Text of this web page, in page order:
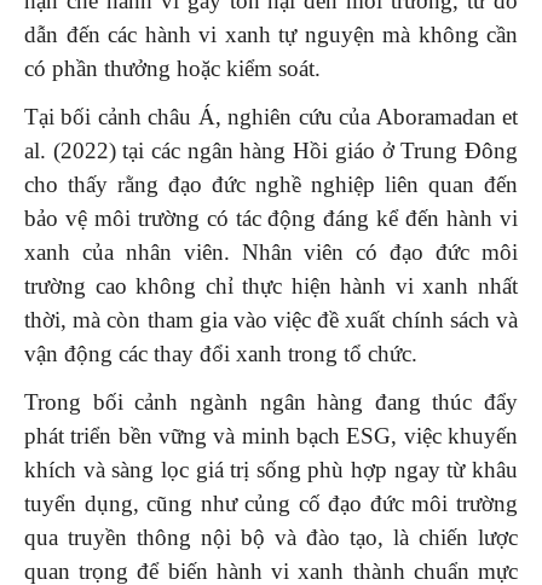
dẫn đến các hành vi xanh tự nguyện mà không cần
có phần thưởng hoặc kiểm soát.
Tại bối cảnh châu Á, nghiên cứu của Aboramadan et
al. (2022) tại các ngân hàng Hồi giáo ở Trung Đông
cho thấy rằng đạo đức nghề nghiệp liên quan đến
bảo vệ môi trường có tác động đáng kể đến hành vi
xanh của nhân viên. Nhân viên có đạo đức môi
trường cao không chỉ thực hiện hành vi xanh nhất
thời, mà còn tham gia vào việc đề xuất chính sách và
vận động các thay đổi xanh trong tổ chức.
Trong bối cảnh ngành ngân hàng đang thúc đẩy
phát triển bền vững và minh bạch ESG, việc khuyến
khích và sàng lọc giá trị sống phù hợp ngay từ khâu
tuyển dụng, cũng như củng cố đạo đức môi trường
qua truyền thông nội bộ và đào tạo, là chiến lược
quan trọng để biến hành vi xanh thành chuẩn mực